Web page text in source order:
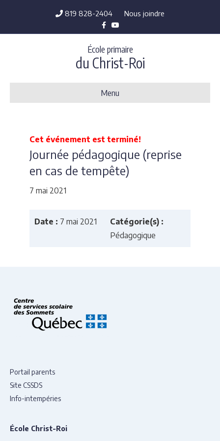
819 828-2404
Nous joindre
c
b
o
o
k
Y
o
u
u
b
e
École primaire
du Christ-Roi
Menu
Cet événement est terminé!
Journée pédagogique (reprise
en cas de tempête)
7 mai 2021
Date : 7 mai 2021
Catégorie(s) :
Pédagogique
Portail parents
Site CSSDS
Info-intempéries
École Christ-Roi